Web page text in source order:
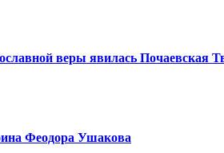
веры явилась Почаевская
Феодора Ушакова